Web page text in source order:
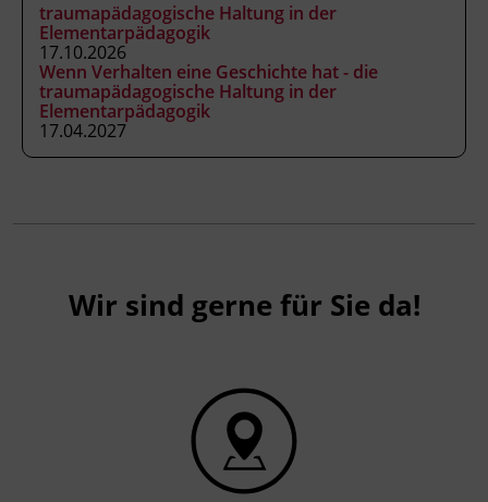
Reflexionstreffen (online)
Kursformat
Präsenzunterricht
Fachtrainer_in
BFI Tirol Zertifikat, Kursbesuchsbestätigung
Das Land Tirol fördert bis zu maximal 30 %
der Kurskosten. Nähere Informationen finden
www.mein-update.at
traumapädagogische Haltung in der
Elementarpädagogik
17.10.2026
Wenn Verhalten eine Geschichte hat - die
traumapädagogische Haltung in der
Elementarpädagogik
17.04.2027
Wir sind gerne für Sie da!